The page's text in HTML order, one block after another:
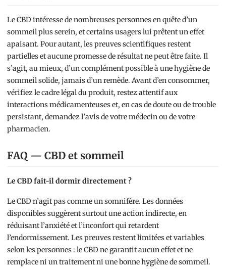
Le CBD intéresse de nombreuses personnes en quête d’un
sommeil plus serein, et certains usagers lui prêtent un effet
apaisant. Pour autant, les preuves scientifiques restent
partielles et aucune promesse de résultat ne peut être faite. Il
s’agit, au mieux, d’un complément possible à une hygiène de
sommeil solide, jamais d’un remède. Avant d’en consommer,
vérifiez le cadre légal du produit, restez attentif aux
interactions médicamenteuses et, en cas de doute ou de trouble
persistant, demandez l’avis de votre médecin ou de votre
pharmacien.
FAQ — CBD et sommeil
Le CBD fait-il dormir directement ?
Le CBD n’agit pas comme un somnifère. Les données
disponibles suggèrent surtout une action indirecte, en
réduisant l’anxiété et l’inconfort qui retardent
l’endormissement. Les preuves restent limitées et variables
selon les personnes : le CBD ne garantit aucun effet et ne
remplace ni un traitement ni une bonne hygiène de sommeil.